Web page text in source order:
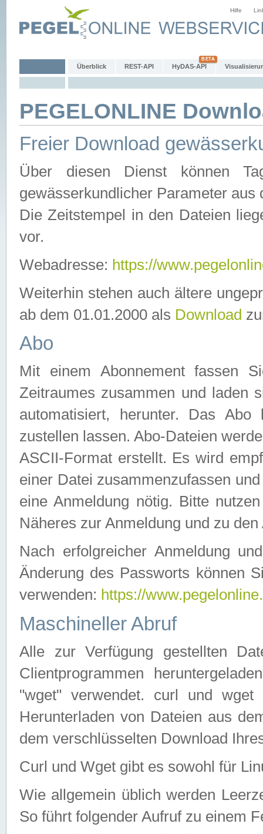
Hilfe
Überblick REST-API HyDAS-API
PEGELONLINE
Freier Download
Über diesen Dienst können
gewässerkundlicher Parameter aus
Die Zeitstempel in den Dateien
vor.
Webadresse: https://
Weiterhin stehen auch ältere
ab dem 01.01.2000 als Download
Abo
Mit einem Abonnement fassen
Zeitraumes zusammen und laden
automatisiert, herunter. Das
zustellen lassen. Abo-Dateien
ASCII-Format erstellt. Es wird
einer Datei zusammenzufassen
eine Anmeldung nötig. Bitte
Näheres zur Anmeldung und zu
Nach erfolgreicher Anmeldung
Änderung des Passworts können
verwenden: https://
Maschineller Abruf
Alle zur Verfügung gestellten
Clientprogrammen
"wget" verwendet. curl und wget
Herunterladen von Dateien aus
dem verschlüsselten Download
Curl und Wget gibt es sowohl für
Wie allgemein üblich werden
So führt folgender Aufruf zu einem